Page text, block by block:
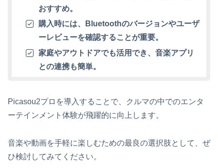
おすすめ。
購入時には、Bluetoothのバージョンやユーザ
ーレビューを確認することが重要。
家庭やアウトドアでも活用でき、音楽アプリ
との連携も簡単。
Picasou2プロを導入することで、クルマの中でのエンタ
ーテインメント体験が飛躍的に向上します。
音楽や動画を手軽に楽しむための最良の選択肢として、ぜ
ひ検討してみてください。